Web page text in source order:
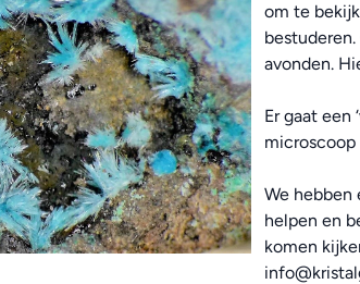
om te
avonden.
Er gaat een
microscoop
We hebben
helpen en
komen